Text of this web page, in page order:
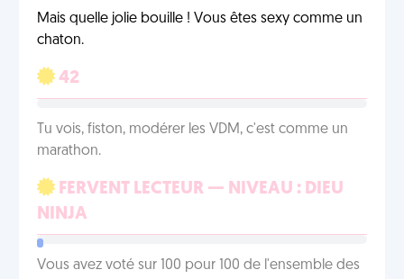
Mais quelle jolie bouille ! Vous êtes sexy comme un
chaton.
42
Tu vois, fiston, modérer les VDM, c'est comme un
marathon.
FERVENT LECTEUR — NIVEAU : DIEU
NINJA
Vous avez voté sur 100 pour 100 de l'ensemble des